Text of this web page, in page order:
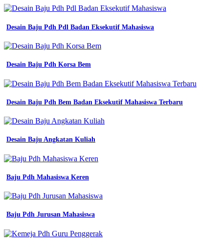
Desain Baju Pdh Pdl Badan Eksekutif Mahasiswa
Desain Baju Pdh Korsa Bem
Desain Baju Pdh Bem Badan Eksekutif Mahasiswa Terbaru
Desain Baju Angkatan Kuliah
Baju Pdh Mahasiswa Keren
Baju Pdh Jurusan Mahasiswa